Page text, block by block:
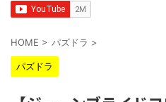
HOME > パズドラ >
パズドラ